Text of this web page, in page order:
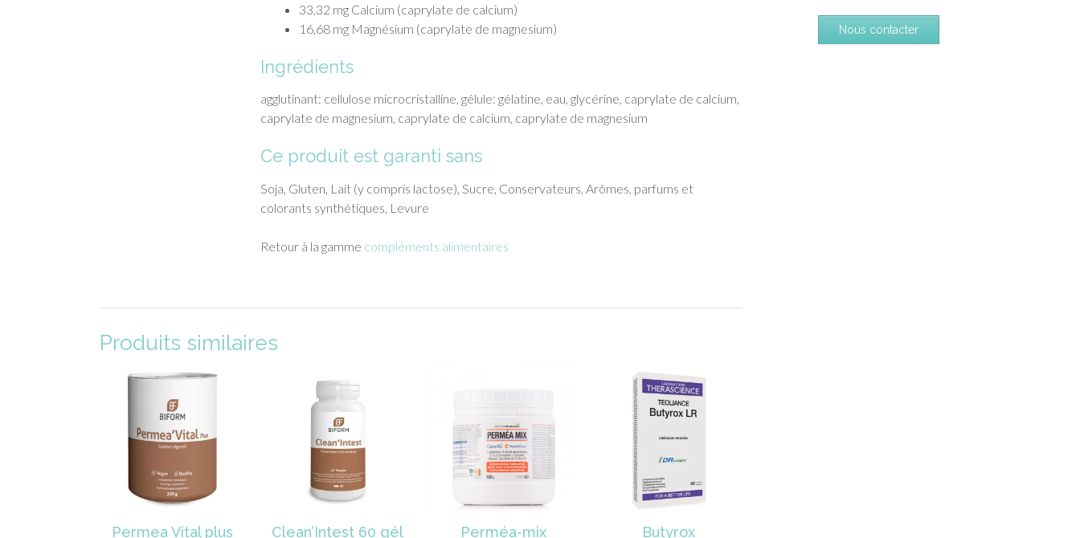
33,32 mg Calcium (caprylate de calcium)
16,68 mg Magnésium (caprylate de magnesium)
Ingrédients
agglutinant: cellulose microcristalline, gélule: gélatine, eau, glycérine, caprylate de calcium,
caprylate de magnesium, caprylate de calcium, caprylate de magnesium
Ce produit est garanti sans
Soja, Gluten, Lait (y compris lactose), Sucre, Conservateurs, Arômes, parfums et
colorants synthétiques, Levure
Retour à la gamme compléments alimentaires
Produits similaires
Permea Vital plus Clean’Intest 60 gél Perméa-mix Butyrox
Nous contacter